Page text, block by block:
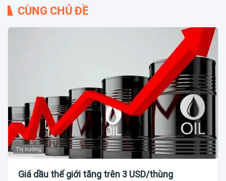
CÙNG CHỦ ĐỀ
Thị trường
Giá dầu thế giới tăng trên 3 USD/thùng